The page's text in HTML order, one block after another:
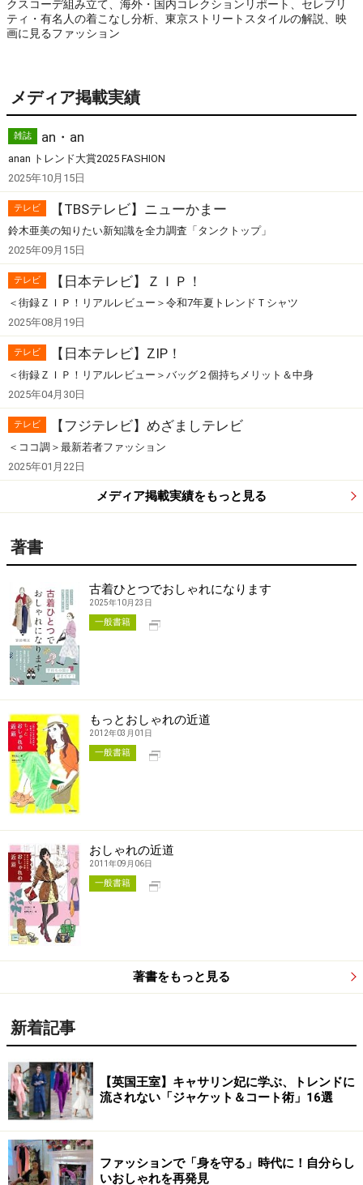
クスコーデ組み立て、海外・国内コレクションリポート、セレブリ
ティ・有名人の着こなし分析、東京ストリートスタイルの解説、映
画に見るファッション
メディア掲載実績
雑誌 an・an
anan トレンド大賞2025 FASHION
2025年10月15日
テレビ 【TBSテレビ】ニューかまー
鈴木亜美の知りたい新知識を全力調査「タンクトップ」
2025年09月15日
テレビ 【日本テレビ】ＺＩＰ！
＜街録ＺＩＰ！リアルレビュー＞令和7年夏トレンドＴシャツ
2025年08月19日
テレビ 【日本テレビ】ZIP！
＜街録ＺＩＰ！リアルレビュー＞バッグ２個持ちメリット＆中身
2025年04月30日
テレビ 【フジテレビ】めざましテレビ
＜ココ調＞最新若者ファッション
2025年01月22日
メディア掲載実績をもっと見る
著書
古着ひとつでおしゃれになります
2025年10月23日
一般書籍
もっとおしゃれの近道
2012年03月01日
一般書籍
おしゃれの近道
2011年09月06日
一般書籍
著書をもっと見る
新着記事
【英国王室】キャサリン妃に学ぶ、トレンドに
流されない「ジャケット＆コート術」16選
ファッションで「身を守る」時代に！自分らし
いおしゃれを再発見